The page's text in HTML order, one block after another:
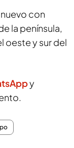
con
la península,
oeste y sur del
y